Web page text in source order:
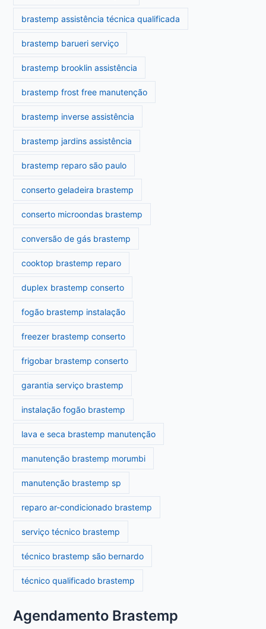
brastemp assistência técnica qualificada
brastemp barueri serviço
brastemp brooklin assistência
brastemp frost free manutenção
brastemp inverse assistência
brastemp jardins assistência
brastemp reparo são paulo
conserto geladeira brastemp
conserto microondas brastemp
conversão de gás brastemp
cooktop brastemp reparo
duplex brastemp conserto
fogão brastemp instalação
freezer brastemp conserto
frigobar brastemp conserto
garantia serviço brastemp
instalação fogão brastemp
lava e seca brastemp manutenção
manutenção brastemp morumbi
manutenção brastemp sp
reparo ar-condicionado brastemp
serviço técnico brastemp
técnico brastemp são bernardo
técnico qualificado brastemp
Agendamento Brastemp